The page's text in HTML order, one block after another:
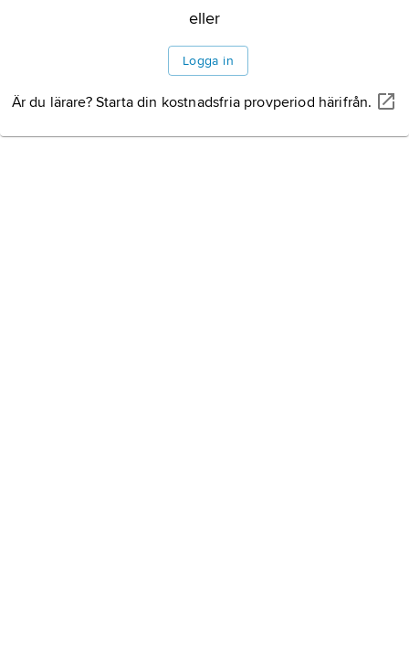
eller
Logga in
Är du lärare? Starta din kostnadsfria provperiod härifrån.